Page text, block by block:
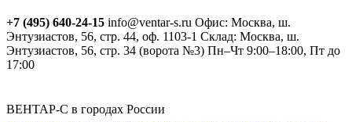
+7 (495) 640-24-15 info@ventar-s.ru Офис: Москва, ш.
Энтузиастов, 56, стр. 44, оф. 1103-1 Склад: Москва, ш.
Энтузиастов, 56, стр. 34 (ворота №3) Пн–Чт 9:00–18:00, Пт до
17:00
ВЕНТАР-С в городах России